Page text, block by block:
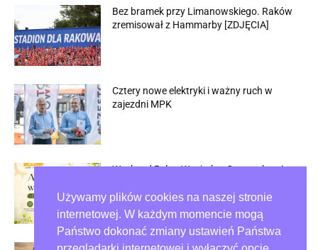
Używamy plików cookies na naszej stronie
internetowej. W każdym momencie mogą
Państwo dokonać zmiany ustawień Państwa
Bez bramek przy Limanowskiego. Raków
zremisował z Hammarby [ZDJĘCIA]
Cztery nowe elektryki i ważny ruch w
zajezdni MPK
Weekend Pełen Wrażeń w Częstochowie